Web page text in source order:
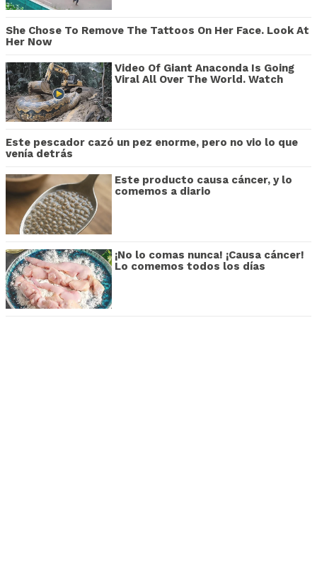
She Chose To Remove The Tattoos On Her Face. Look At
Her Now
Video Of Giant Anaconda Is Going
Viral All Over The World. Watch
Este pescador cazó un pez enorme, pero no vio lo que
venía detrás
Este producto causa cáncer, y lo
comemos a diario
¡No lo comas nunca! ¡Causa cáncer!
Lo comemos todos los días